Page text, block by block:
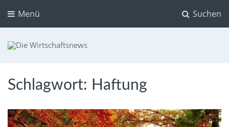
Suchen
Menü
Schlagwort: Haftung